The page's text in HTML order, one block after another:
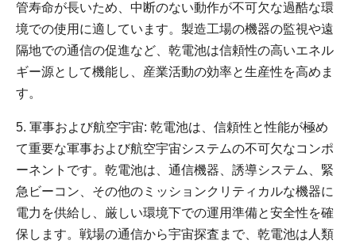
管寿命が長いため、中断のない動作が不可欠な過酷な環
境での使用に適しています。製造工場の機器の監視や遠
隔地での通信の促進など、乾電池は信頼性の高いエネル
ギー源として機能し、産業活動の効率と生産性を高めま
す。
5. 軍事および航空宇宙: 乾電池は、信頼性と性能が極め
て重要な軍事および航空宇宙システムの不可欠なコンポ
ーネントです。乾電池は、通信機器、誘導システム、緊
急ビーコン、その他のミッションクリティカルな機器に
電力を供給し、厳しい環境下での運用準備と安全性を確
保します。戦場の通信から宇宙探査まで、乾電池は人類